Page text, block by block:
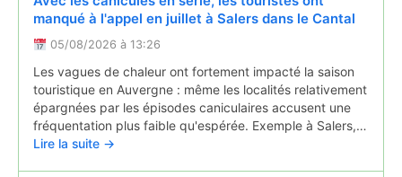
manqué à l'appel en juillet à Salers dans le Cantal
05/08/2026 à 13:26
Les vagues de chaleur ont fortement impacté la saison
touristique en Auvergne : même les localités relativement
épargnées par les épisodes caniculaires accusent une
fréquentation plus faible qu'espérée. Exemple à Salers,…
Lire la suite →